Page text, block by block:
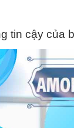
tin cậy của